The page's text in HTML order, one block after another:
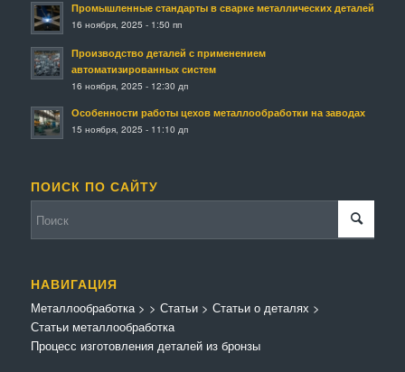
Промышленные стандарты в сварке металлических деталей
16 ноября, 2025 - 1:50 пп
Производство деталей с применением
автоматизированных систем
16 ноября, 2025 - 12:30 дп
Особенности работы цехов металлообработки на заводах
15 ноября, 2025 - 11:10 дп
ПОИСК ПО САЙТУ
НАВИГАЦИЯ
Металлообработка>
Статьи металлообработка
> Статьи> Статьи о деталях >
Процесс изготовления деталей из бронзы